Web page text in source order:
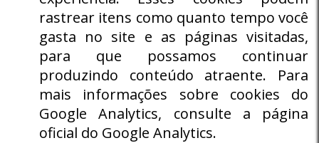
rastrear itens como quanto tempo você
gasta no site e as páginas visitadas,
para que possamos continuar
produzindo conteúdo atraente. Para
mais informações sobre cookies do
Google Analytics, consulte a página
oficial do Google Analytics.